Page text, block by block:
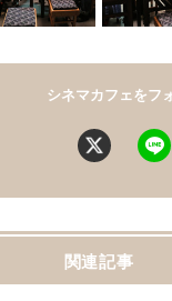
シネマカフェをフ
関連記事